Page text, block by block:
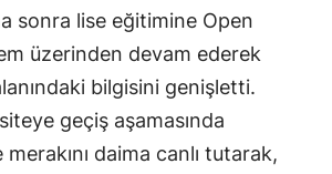
sonra lise eğitimine Open
üzerinden devam ederek
bilgisini genişletti.
geçiş aşamasında
daima canlı tutarak,